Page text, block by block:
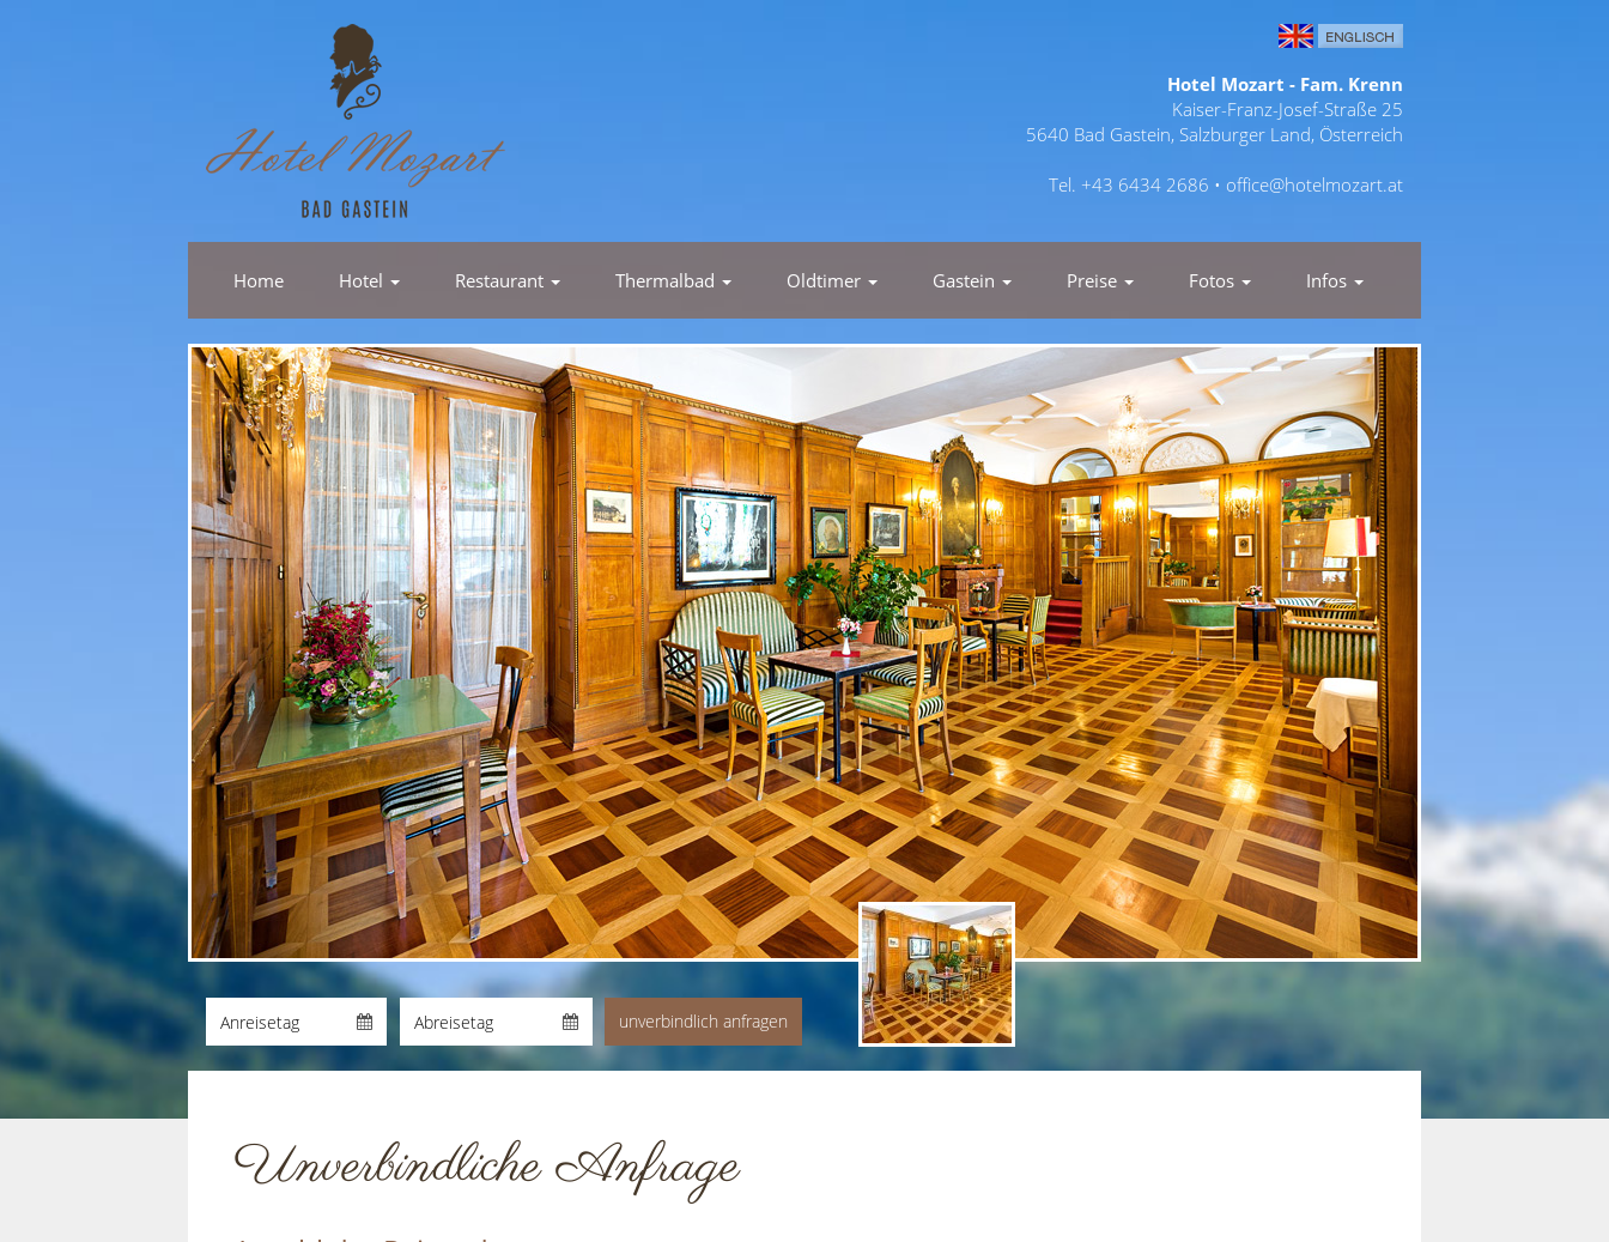
Hotel Mozart - Fam. Krenn
Kaiser-Franz-Josef-Straße 25
5640 Bad Gastein, Salzburger Land, Österreich
Tel. +43 6434 2686 • office@hotelmozart.at
Home Hotel Restaurant Thermalbad Oldtimer Gastein Preise Fotos Infos
Unverbindliche Anfrage